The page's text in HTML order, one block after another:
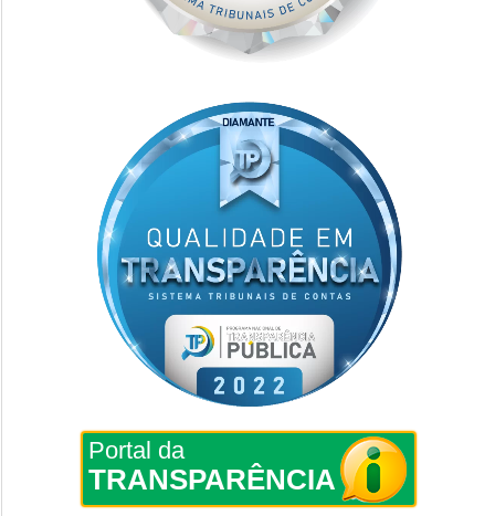
Portal da
TRANSPARÊNCIA